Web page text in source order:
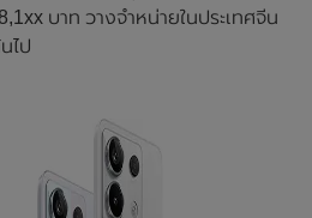
บาท วางจำหน่ายในประเทศจีน
ไป